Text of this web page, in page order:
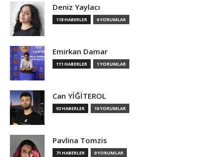
Deniz Yaylacı
118 HABERLER 0 YORUMLAR
Emirkan Damar
111 HABERLER 1 YORUMLAR
Can YİĞİTEROL
93 HABERLER 10 YORUMLAR
Pavlina Tomzis
71 HABERLER 0 YORUMLAR